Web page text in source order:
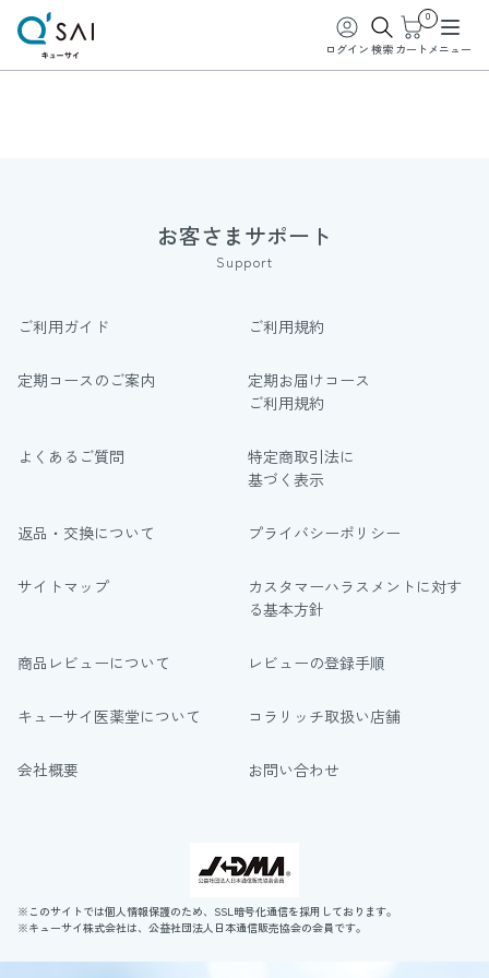
ログイン 検索
0
カート メニュー
お客さまサポート
Support
ご利用ガイド ご利用規約
定期コースのご案内
定期お届けコース
ご利用規約
よくあるご質問
特定商取引法に
基づく表示
返品・交換について プライバシーポリシー
サイトマップ
カスタマーハラスメントに対す
る基本方針
商品レビューについて レビューの登録手順
キューサイ医薬堂について コラリッチ取扱い店舗
会社概要 お問い合わせ
※このサイトでは個人情報保護のため、SSL暗号化通信を採用しております。
※キューサイ株式会社は、公益社団法人日本通信販売協会の会員です。